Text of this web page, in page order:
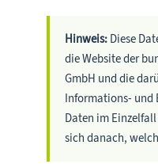
Hinweis:Diese
die Website der
GmbH und die
Informations- und
Daten im
sich danach,